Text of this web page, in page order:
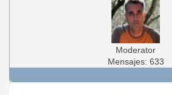
Moderator
Mensajes: 633